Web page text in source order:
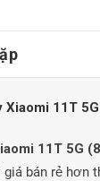
Xiaomi 11T
11T 5G
bán rẻ hơn